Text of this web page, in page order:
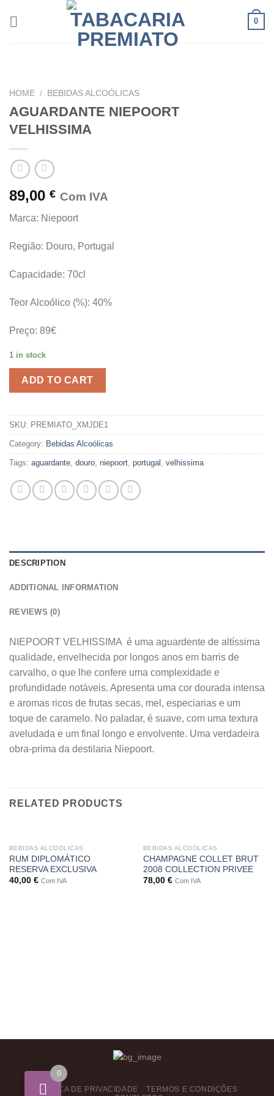
0
HOME / BEBIDAS ALCOÓLICAS
AGUARDANTE NIEPOORT
VELHISSIMA
89,00 € Com IVA
Marca: Niepoort
Região: Douro, Portugal
Capacidade: 70cl
Teor Alcoólico (%): 40%
Preço: 89€
1 in stock
ADD TO CART
SKU: PREMIATO_XMJDE1
Category: Bebidas Alcoólicas
Tags: aguardante, douro, niepoort, portugal , velhissima
DESCRIPTION
ADDITIONAL INFORMATION
REVIEWS (0)
NIEPOORT VELHISSIMA é uma aguardente de altíssima
qualidade, envelhecida por longos anos em barris de
carvalho, o que lhe confere uma complexidade e
profundidade notáveis. Apresenta uma cor dourada intensa
e aromas ricos de frutas secas, mel, especiarias e um
toque de caramelo. No paladar, é suave, com uma textura
aveludada e um final longo e envolvente. Uma verdadeira
obra-prima da destilaria Niepoort.
RELATED PRODUCTS
BEBIDAS ALCOÓLICAS
RUM DIPLOMÁTICO
RESERVA EXCLUSIVA
40,00 € Com IVA
BEBIDAS ALCOÓLICAS
CHAMPAGNE COLLET BRUT
2008 COLLECTION PRIVEE
78,00 € Com IVA
POLÍTICA DE PRIVACIDADE
TERMOS E CONDIÇÕES
0